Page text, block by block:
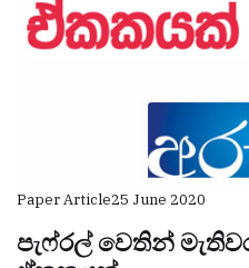
Paper Article25 June 2020
පැෆ්රල් වෙතින්